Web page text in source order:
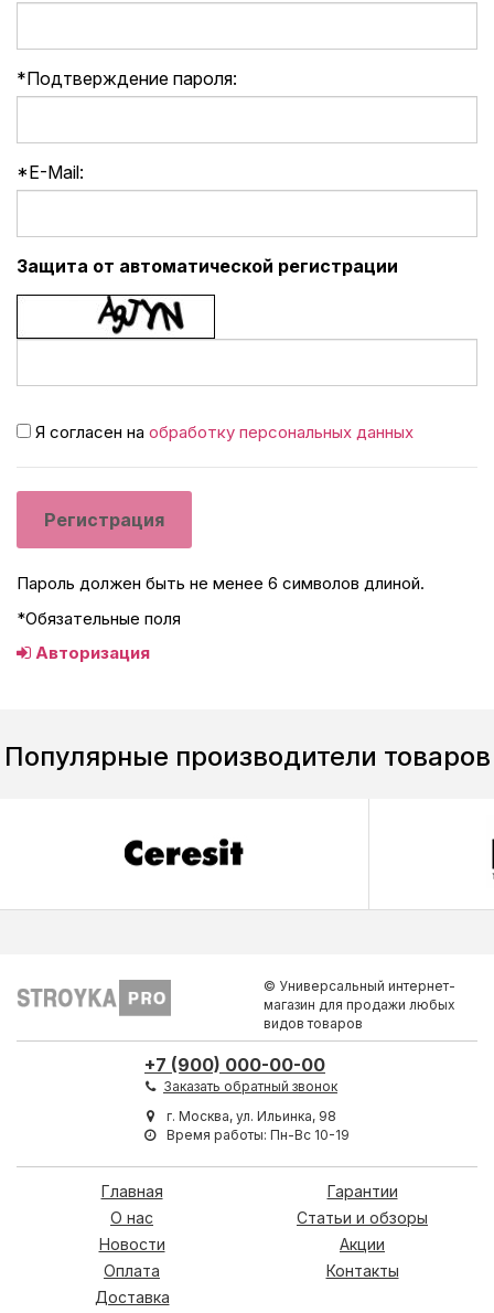
*Подтверждение пароля:
*E-Mail:
Защита от автоматической регистрации
Я согласен на обработку персональных данных
Пароль должен быть не менее 6 символов длиной.
*Обязательные поля
Авторизация
Популярные производители товаров
© Универсальный интернет-
магазин для продажи любых
видов товаров
+7 (900) 000-00-00
Заказать обратный звонок
г. Москва, ул. Ильинка, 98
Время работы: Пн-Вс 10-19
Главная
О нас
Новости
Оплата
Доставка
Гарантии
Статьи и обзоры
Акции
Контакты